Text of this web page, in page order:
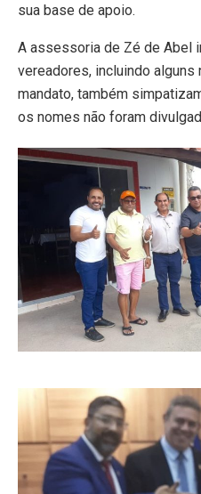
sua base de apoio.
A assessoria de Zé de Abel
vereadores, incluindo
mandato, também
os nomes não foram